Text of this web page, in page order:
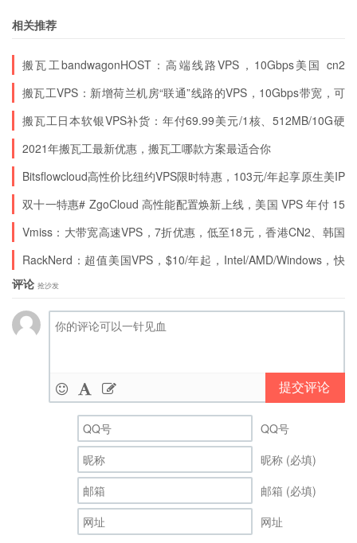
购买地址
圣何塞CN2 GIA-2048-STD
vCPU：2
内存：2 GB
空间：40 GB SSD
流量：2000 GB / 月（1Gbps端口）
IPv4：1
$42.99/季
购买地址
HDD硬盘、圣何塞CN2 GIA KVM VPS，
圣何塞CN2 GIA-1024-STD150L
内存：1 GB
空间：150 GB（Raid10）
流量：1000 GB / 月（100Mbps端口）
相关推荐
搬瓦工bandwagonHOST：高端线路VPS，10Gbps美国 cn2
gia，1Gbps香港cn2 gia，10Gbps日本软银，10Gbps荷兰“联通
搬瓦工VPS：新增荷兰机房“联通”线路的VPS，10Gbps带宽，可
在美国cn2gia、日本软银、荷兰“联通”之间随意切换
搬瓦工日本软银VPS补货：年付69.99美元/1核、512MB/10G硬
盘/500G月流量/三网直连
2021年搬瓦工最新优惠，搬瓦工哪款方案最适合你
Bitsflowcloud高性价比纽约VPS限时特惠，103元/年起享原生美IP
与10Gbps带宽
双十一特惠# ZgoCloud 高性能配置焕新上线，美国 VPS 年付 15
美元起，香港三网直达 VPS45 美元 / 年起 原生ip
Vmiss：大带宽高速VPS，7折优惠，低至18元，香港CN2、韩国
CN2、日本IIJ、美国CN2 GIA、美国AS9929、美国CMIN2
RackNerd：超值美国VPS，$10/年起，Intel/AMD/Windows，快
捷IP切换功能
评论 抢沙发
提交评论
QQ号
昵称 (必填)
邮箱 (必填)
网址